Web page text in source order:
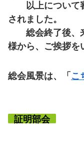
以上について審
されました。
総会終了後、来
様から、ご挨拶を
総会風景は、「 こ
証明部会